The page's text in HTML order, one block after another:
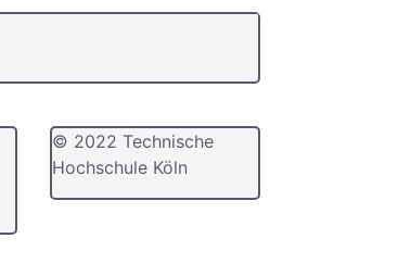
© 2022 Technische
Hochschule Köln